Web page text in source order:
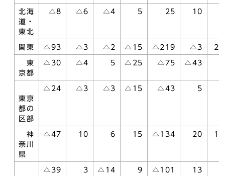
北海
道・
東北
△8 △6 △4 5 25 10
関東 △93 △3 △2 △15 △219 △3
東
京都
△30 △4 5 △25 △75 △43
東京
都の
区部
△24 △3 △3 △15 △43 5
神
奈川
県
△47 10 6 15 △134 20
△39 3 △14 9 △101 13